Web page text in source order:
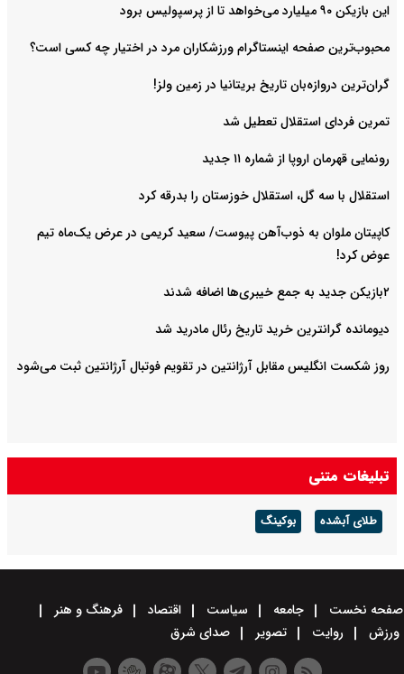
این بازیکن ۹۰ میلیارد می‌خواهد تا از پرسپولیس برود
محبوب‌ترین صفحه اینستاگرام ورزشکاران مرد در اختیار چه کسی است؟
گران‌ترین دروازه‌بان تاریخ بریتانیا در زمین ولز!
تمرین فردای استقلال تعطیل شد
رونمایی قهرمان اروپا از شماره ۱۱ جدید
استقلال با سه گل، استقلال خوزستان را بدرقه کرد
کاپیتان ملوان به ذوب‌آهن پیوست/ سعید کریمی در عرض یک‌ماه تیم
عوض کرد!
۲بازیکن جدید به جمع خیبری‌ها اضافه شدند
دیومانده گرانترین خرید تاریخ رئال مادرید شد
روز شکست انگلیس مقابل آرژانتین در تقویم فوتبال آرژانتین ثبت می‌شود
تبلیغات متنی
طلای آبشده بوکینگ
صفحه نخست جامعه سیاست اقتصاد
فرهنگ و هنر
ورزش
روایت تصویر صدای شرق